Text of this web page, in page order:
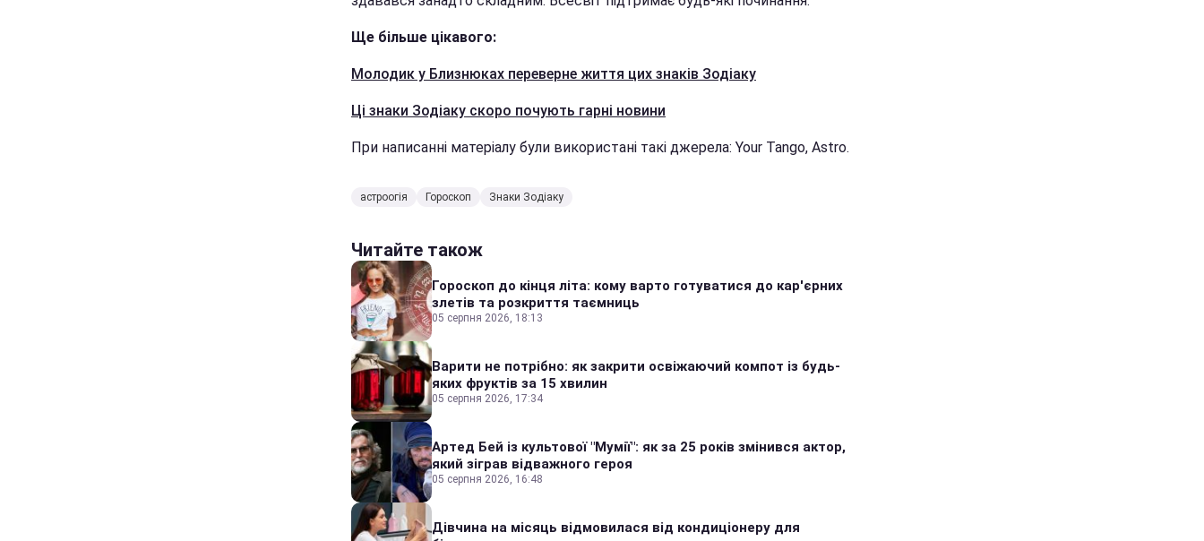
Ще більше цікавого:
Молодик у Близнюках переверне життя цих знаків Зодіаку
Ці знаки Зодіаку скоро почують гарні новини
При написанні матеріалу були використані такі джерела: Your Tango, Astro.
астроогія Гороскоп Знаки Зодіаку
Читайте також
Гороскоп до кінця літа: кому варто готуватися до кар'єрних
злетів та розкриття таємниць
05 серпня 2026, 18:13
Варити не потрібно: як закрити освіжаючий компот із будь-
яких фруктів за 15 хвилин
05 серпня 2026, 17:34
Артед Бей із культової "Мумії": як за 25 років змінився актор,
який зіграв відважного героя
05 серпня 2026, 16:48
Дівчина на місяць відмовилася від кондиціонеру для